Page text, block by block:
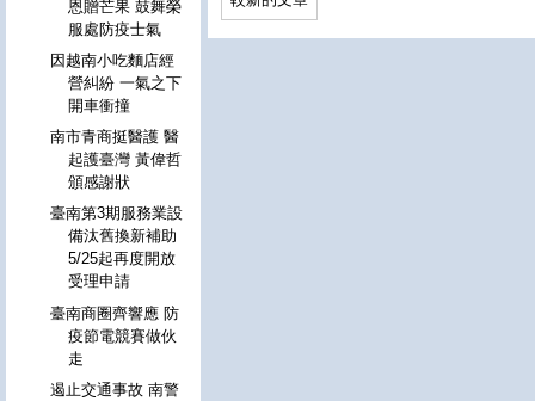
恩贈芒果 鼓舞榮
服處防疫士氣
因越南小吃麵店經
營糾紛 一氣之下
開車衝撞
南市青商挺醫護 醫
起護臺灣 黃偉哲
頒感謝狀
臺南第3期服務業設
備汰舊換新補助
5/25起再度開放
受理申請
臺南商圈齊響應 防
疫節電競賽做伙
走
遏止交通事故 南警